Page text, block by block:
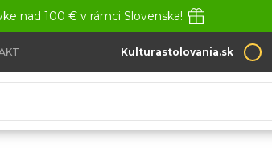
nad 100 € v rámci Slovenska!
Kulturastolovania.sk